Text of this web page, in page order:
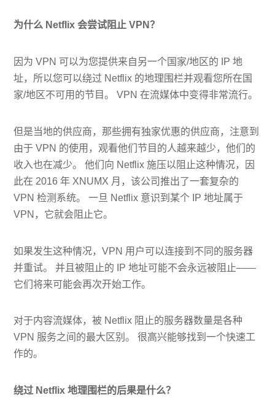
为什么 Netflix 会尝试阻止 VPN？
因为 VPN 可以为您提供来自另一个国家/地区的 IP 地
址，所以您可以绕过 Netflix 的地理围栏并观看您所在国
家/地区不可用的节目。 VPN 在流媒体中变得非常流行。
但是当地的供应商，那些拥有独家优惠的供应商，注意到
由于 VPN 的使用，观看他们节目的人越来越少，他们的
收入也在减少。 他们向 Netflix 施压以阻止这种情况，因
此在 2016 年 XNUMX 月，该公司推出了一套复杂的
VPN 检测系统。 一旦 Netflix 意识到某个 IP 地址属于
VPN，它就会阻止它。
如果发生这种情况，VPN 用户可以连接到不同的服务器
并重试。 并且被阻止的 IP 地址可能不会永远被阻止——
它们将来可能会再次开始工作。
对于内容流媒体，被 Netflix 阻止的服务器数量是各种
VPN 服务之间的最大区别。 很高兴能够找到一个快速工
作的。
绕过 Netflix 地理围栏的后果是什么？